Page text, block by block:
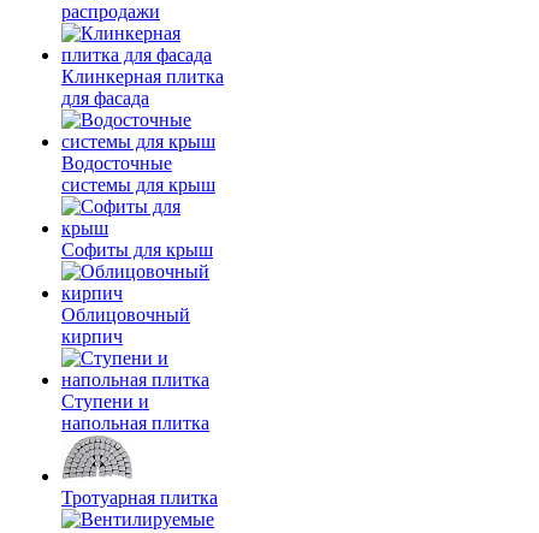
распродажи
Клинкерная плитка
для фасада
Водосточные
системы для крыш
Софиты для крыш
Облицовочный
кирпич
Ступени и
напольная плитка
Тротуарная плитка